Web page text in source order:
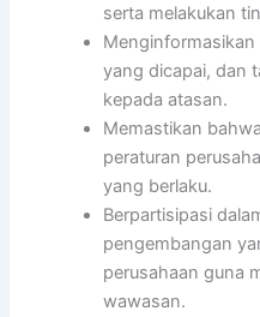
serta melakukan
yang dicapai, dan
kepada atasan.
Memastikan
peraturan
yang berlaku.
Berpartisipasi
pengembangan
perusahaan guna
wawasan.